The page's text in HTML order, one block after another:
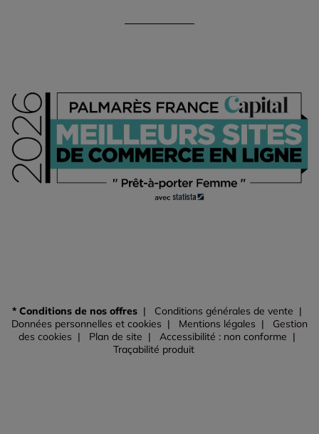
* Conditions de nos offres
Conditions générales de vente
Données personnelles et cookies
Mentions légales
Gestion
des cookies
Plan de site
Accessibilité : non conforme
Traçabilité produit